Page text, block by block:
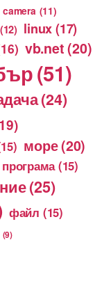
camera (11)
(12) linux(17)
vb.net(20)
(51)
(24)
море(20)
програма (15)
(25)
файл (15)
(9)